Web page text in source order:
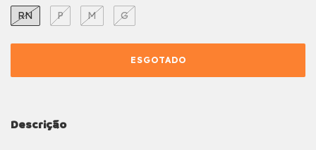
RN P M G
Descrição